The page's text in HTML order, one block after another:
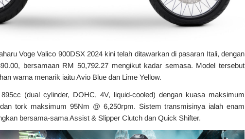
Voge Valico 900DSX 2024 kini telah ditawarkan di pasaran Itali, dengan
bersamaan RM 50,792.27 mengikut kadar semasa. Model tersebut
warna menarik iaitu Avio Blue dan Lime Yellow.
(dual cylinder, DOHC, 4V, liquid-cooled) dengan kuasa maksimum
tork maksimum 95Nm @ 6,250rpm. Sistem transmisinya ialah enam
bersama-sama Assist & Slipper Clutch dan Quick Shifter.